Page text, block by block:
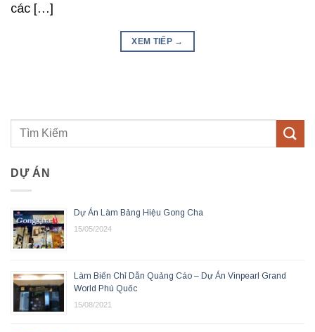
các […]
XEM TIẾP →
DỰ ÁN
Dự Án Làm Bảng Hiệu Gong Cha
15/05/2024
Làm Biển Chỉ Dẫn Quảng Cáo – Dự Án Vinpearl Grand
World Phú Quốc
15/08/2021